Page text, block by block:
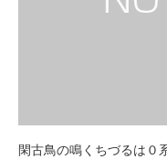
閑古鳥の鳴くちづるは０